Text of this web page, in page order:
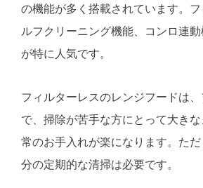
の機能が多く搭載されています。
ルフクリーニング機能、コンロ連
が特に人気です。
フィルターレスのレンジフードは
で、掃除が苦手な方にとって大き
常のお手入れが楽になります。た
分の定期的な清掃は必要です。